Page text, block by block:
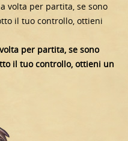
volta per partita, se sono
il tuo controllo, ottieni
per partita, se sono
il tuo controllo, ottieni un